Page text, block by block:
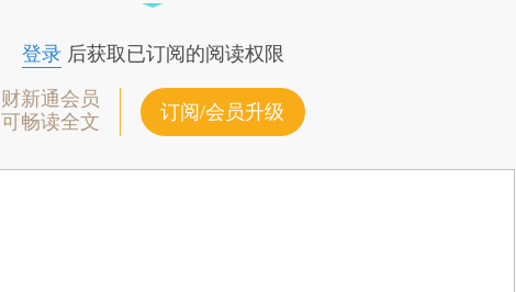
登录后获取已订阅的阅读权限
财新通会员
可畅读全文
订阅/会员升级